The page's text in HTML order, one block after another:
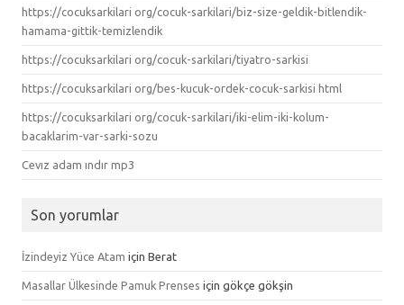
https://cocuksarkilari org/cocuk-sarkilari/biz-size-geldik-bitlendik-
hamama-gittik-temizlendik
https://cocuksarkilari org/cocuk-sarkilari/tiyatro-sarkisi
https://cocuksarkilari org/bes-kucuk-ordek-cocuk-sarkisi html
https://cocuksarkilari org/cocuk-sarkilari/iki-elim-iki-kolum-
bacaklarim-var-sarki-sozu
Cevız adam ındır mp3
Son yorumlar
İzindeyiz Yüce Atam için Berat
Masallar Ülkesinde Pamuk Prenses için gökçe gökşin